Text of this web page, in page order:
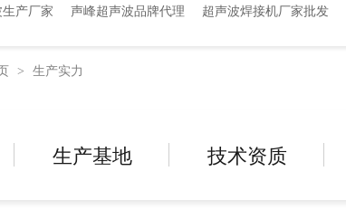
产厂家 声峰超声波品牌代理 超声波焊接机厂家批发
> 生产实力
生产基地 技术资质